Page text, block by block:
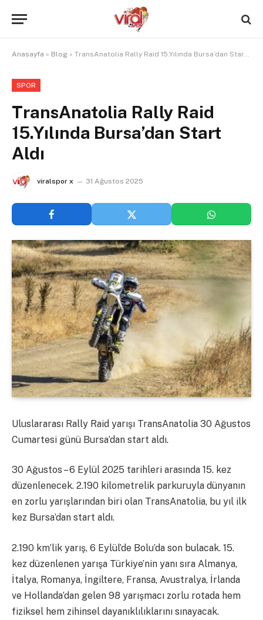
Anasayfa » Blog » TransAnatolia Rally Raid 15.Yılında Bursa’dan Start Aldı
SPOR
TransAnatolia Rally Raid
15.Yılında Bursa’dan Start
Aldı
viralspor x 31 Ağustos 2025
Uluslararası Rally Raid yarışı TransAnatolia 30 Ağustos
Cumartesi günü Bursa’dan start aldı.
30 Ağustos – 6 Eylül 2025 tarihleri arasında 15. kez
düzenlenecek. 2.190 kilometrelik parkuruyla dünyanın
en zorlu yarışlarından biri olan TransAnatolia, bu yıl ilk
kez Bursa’dan start aldı.
2.190 km’lik yarış, 6 Eylül’de Bolu’da son bulacak. 15.
kez düzenlenen yarışa Türkiye’nin yanı sıra Almanya,
İtalya, Romanya, İngiltere, Fransa, Avustralya, İrlanda
ve Hollanda’dan gelen 98 yarışmacı zorlu rotada hem
fiziksel hem zihinsel dayanıklılıklarını sınayacak.